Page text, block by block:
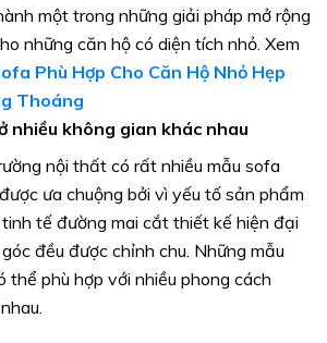
một trong những giải pháp mở rộng
những căn hộ có diện tích nhỏ. Xem
Phù Hợp Cho Căn Hộ Nhỏ Hẹp
Thoáng
nhiều không gian khác nhau
nội thất có rất nhiều mẫu sofa
ưa chuộng bởi vì yếu tố sản phẩm
tinh tế đường mai cắt thiết kế hiện đại
đều được chỉnh chu. Những mẫu
thể phù hợp với nhiều phong cách